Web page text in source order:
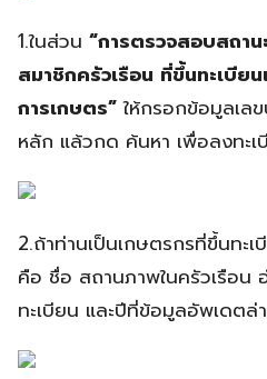
1.ในส่วน “การตรวจสอบสถาน
สมาชิกครัวเรือน ที่ขึ้นทะเบีย
การเกษตร”ให้กรอกข้อมูลเล
หลัก แล้วกด ค้นหา เพื่อลงทะเ
2.ถ้าท่านเป็นเกษตรกรที่ขึ้นทะ
คือ ชื่อ สถานภาพในครัวเรือน
ทะเบียน และปีที่ข้อมูลอัพเดตล่